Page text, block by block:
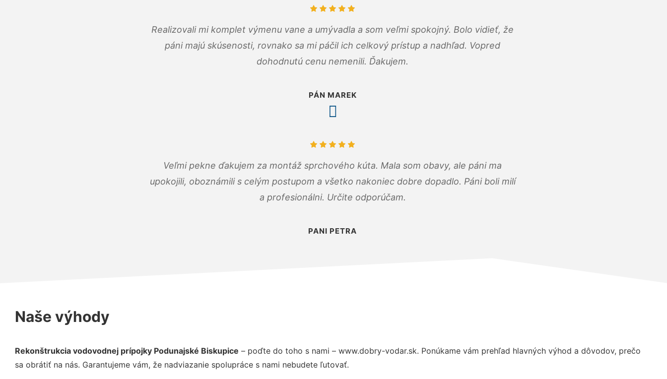
Realizovali mi komplet výmenu vane a umývadla a som veľmi spokojný. Bolo vidieť, že
páni majú skúsenosti, rovnako sa mi páčil ich celkový prístup a nadhľad. Vopred
dohodnutú cenu nemenili. Ďakujem.
PÁN MAREK
Veľmi pekne ďakujem za montáž sprchového kúta. Mala som obavy, ale páni ma
upokojili, oboznámili s celým postupom a všetko nakoniec dobre dopadlo. Páni boli milí
a profesionálni. Určite odporúčam.
PANI PETRA
Naše výhody
Rekonštrukcia vodovodnej prípojky Podunajské Biskupice – poďte do toho s nami – www.dobry-vodar.sk. Ponúkame vám prehľad hlavných výhod a dôvodov, prečo
sa obrátiť na nás. Garantujeme vám, že nadviazanie spolupráce s nami nebudete ľutovať.